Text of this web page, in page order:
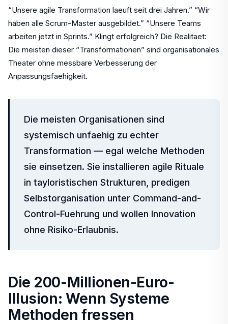
“Unsere agile Transformation laeuft seit drei Jahren.” “Wir
haben alle Scrum-Master ausgebildet.” “Unsere Teams
arbeiten jetzt in Sprints.” Klingt erfolgreich? Die Realitaet:
Die meisten dieser “Transformationen” sind organisationales
Theater ohne messbare Verbesserung der
Anpassungsfaehigkeit.
Die meisten Organisationen sind
systemisch unfaehig zu echter
Transformation — egal welche Methoden
sie einsetzen. Sie installieren agile Rituale
in tayloristischen Strukturen, predigen
Selbstorganisation unter Command-and-
Control-Fuehrung und wollen Innovation
ohne Risiko-Erlaubnis.
Die 200-Millionen-Euro-
Illusion: Wenn Systeme
Methoden fressen